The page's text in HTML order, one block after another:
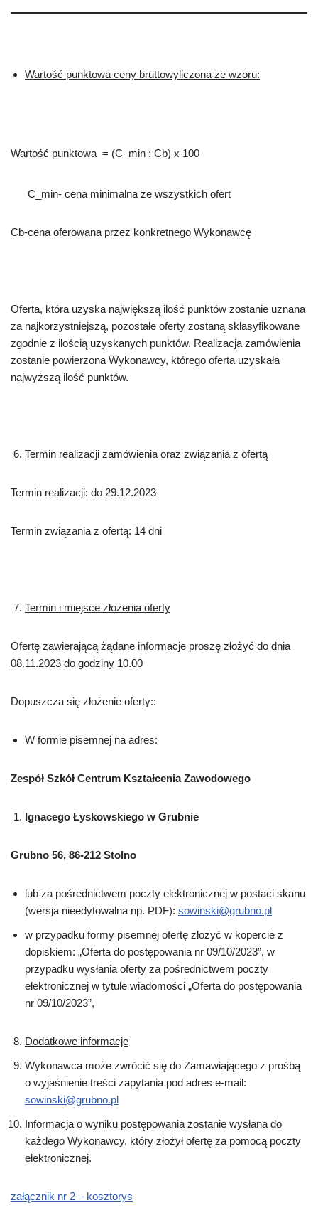
Wartość punktowa ceny bruttowyliczona ze wzoru:
Wartość punktowa = (C_min : Cb) x 100
C_min- cena minimalna ze wszystkich ofert
Cb-cena oferowana przez konkretnego Wykonawcę
Oferta, która uzyska największą ilość punktów zostanie uznana
za najkorzystniejszą, pozostałe oferty zostaną sklasyfikowane
zgodnie z ilością uzyskanych punktów. Realizacja zamówienia
zostanie powierzona Wykonawcy, którego oferta uzyskała
najwyższą ilość punktów.
Termin realizacji zamówienia oraz związania z ofertą
Termin realizacji: do 29.12.2023
Termin związania z ofertą: 14 dni
Termin i miejsce złożenia oferty
Ofertę zawierającą żądane informacje proszę złożyć do dnia
08.11.2023 do godziny 10.00
Dopuszcza się złożenie oferty::
W formie pisemnej na adres:
Zespół Szkół Centrum Kształcenia Zawodowego
Ignacego Łyskowskiego w Grubnie
Grubno 56, 86-212 Stolno
lub za pośrednictwem poczty elektronicznej w postaci skanu
(wersja nieedytowalna np. PDF): sowinski@grubno.pl
w przypadku formy pisemnej ofertę złożyć w kopercie z
dopiskiem: „Oferta do postępowania nr 09/10/2023”, w
przypadku wysłania oferty za pośrednictwem poczty
elektronicznej w tytule wiadomości „Oferta do postępowania
nr 09/10/2023”,
Dodatkowe informacje
Wykonawca może zwrócić się do Zamawiającego z prośbą
o wyjaśnienie treści zapytania pod adres e-mail:
sowinski@grubno.pl
Informacja o wyniku postępowania zostanie wysłana do
każdego Wykonawcy, który złożył ofertę za pomocą poczty
elektronicznej.
załącznik nr 2 – kosztorys